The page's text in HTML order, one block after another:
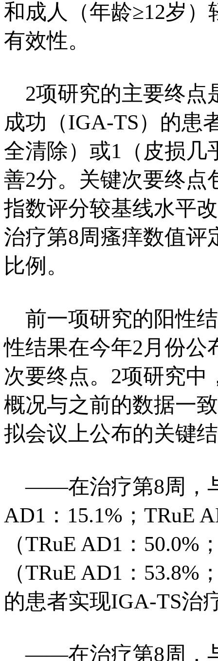
和成人（年龄≥12岁
有效性。
2项研究的主要终点
成功（IGA-TS）的
全清除）或1（皮损几
善2分。关键次要终点
指数评分较基线水平
治疗第8周瘙痒数值评
比例。
前一项研究的阳性
性结果在今年2月份公
次要终点。2项研究中
概况与之前的数据一
拟会议上公布的关键
——在治疗第8周，
AD1：15.1%；TRuE
（TRuE AD1：50.0%
（TRuE AD1：
的患者实现IGA-TS治
——在治疗第8周，与